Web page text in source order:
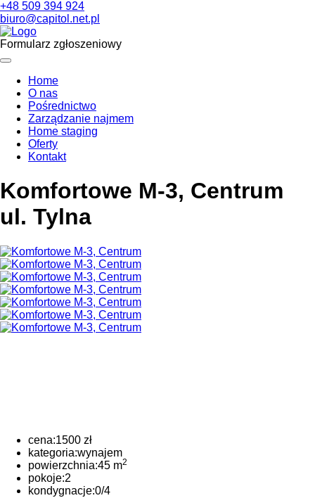
+48 509 394 924
biuro@capitol.net.pl
Formularz zgłoszeniowy
Home
O nas
Pośrednictwo
Zarządzanie najmem
Home staging
Oferty
Kontakt
Komfortowe M-3, Centrum
ul. Tylna
cena:1500 zł
kategoria:wynajem
powierzchnia:45 m2
pokoje:2
kondygnacje:0/4